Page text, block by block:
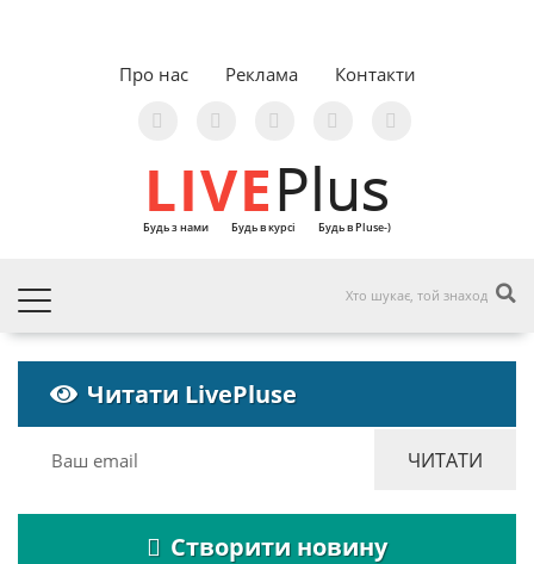
Про нас Реклама Контакти
LIVEPlus
Будь з нами Будь в курсі Будь в Pluse-)
Читати LivePluse
Створити новину